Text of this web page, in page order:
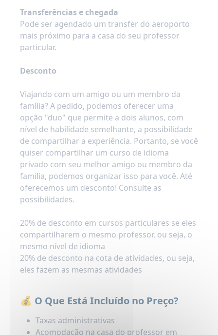
Todos que gostariam de fazer uma imersão
emlíngua japonesa e cultura, conhecer
pessoas japonesas e vivenciar o Japão por
dentro!
Transferências e chegada
Pode ser agendado um transfer do aeroporto
mais próximo para a casa do seu professor
particular.
Desconto
Viajando com um amigo ou um membro da
família? A pedido, podemos oferecer uma
opção "duo" que permite a dois alunos, com
nível de habilidade semelhante, a possibilidade
de compartilhar a experiência. Portanto, se você
quiser compartilhar um curso de idioma
privado com seu melhor amigo ou membro da
família, podemos organizar isso para você. Até
oferecemos um desconto! Consulte as
possibilidades.
20% de desconto em cursos particulares se eles
compartilharem o mesmo professor, ou seja, o
mesmo nível de idioma
20% de desconto na cota de atividades, ou seja,
eles fazem as mesmas atividades
💰 O Que Está Incluído no Preço?
Taxas administrativas
Acomodação na casa do professor em